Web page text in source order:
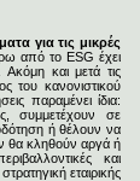
για τις μικρές
από το ESG έχει
Ακόμη και μετά τις
του κανονιστικού
παραμένει ίδια:
συμμετέχουν σε
ή θέλουν να
θα κληθούν αργά ή
και
εταιρικής